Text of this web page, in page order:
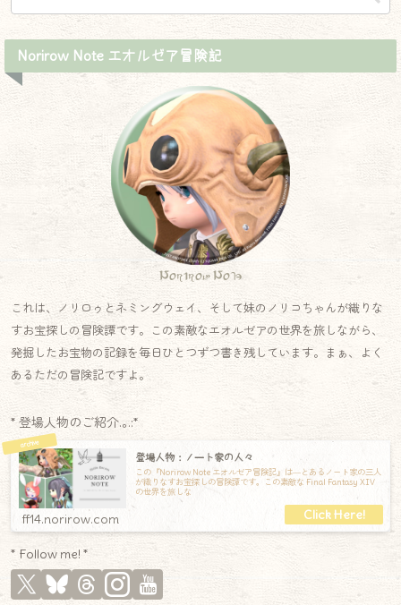
Norirow Note エオルゼア冒険記
Norirow Note
これは、ノリロゥとネミングウェイ、そして妹のノリコちゃんが織りな
すお宝探しの冒険譚です。この素敵なエオルゼアの世界を旅しながら、
発掘したお宝物の記録を毎日ひとつずつ書き残しています。まぁ、よく
あるただの冒険記ですよ。
* 登場人物のご紹介.｡.:*
登場人物：ノート家の人々
この『Norirow Note エオルゼア冒険記』は―とあるノート家の三人
が織りなすお宝探しの冒険譚です。この素敵な Final Fantasy XIV
の世界を旅しな
ff14.norirow.com
* Follow me! *